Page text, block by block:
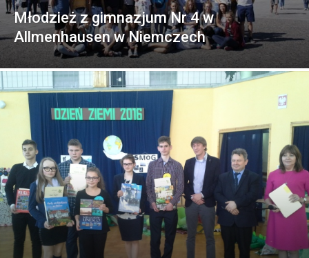
Młodzież z gimnazjum Nr 4 w
Allmenhausen w Niemczech